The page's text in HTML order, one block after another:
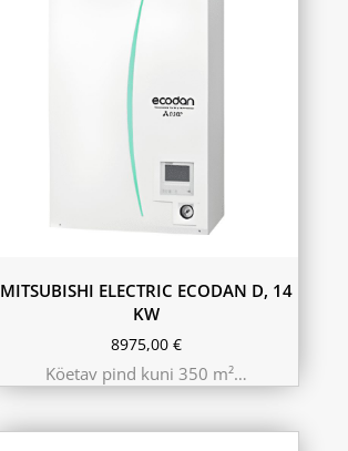
MITSUBISHI ELECTRIC ECODAN D, 14
KW
8975,00 €
Köetav pind kuni 350 m²…